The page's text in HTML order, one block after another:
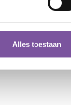
Alles toestaan